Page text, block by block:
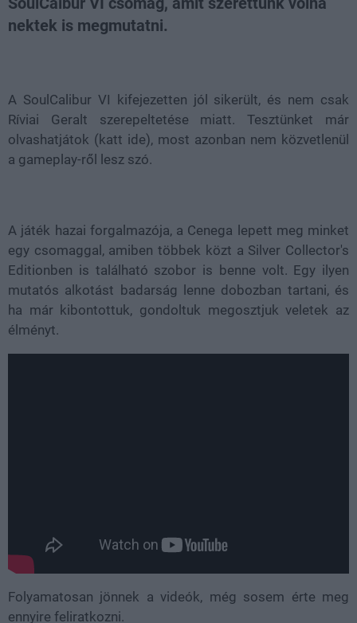
nektek is megmutatni.
A SoulCalibur VI kifejezetten jól sikerült, és nem csak
Ríviai Geralt szerepeltetése miatt. Tesztünket már
olvashatjátok (katt ide), most azonban nem közvetlenül
a gameplay-ről lesz szó.
A játék hazai forgalmazója, a Cenega lepett meg minket
egy csomaggal, amiben többek közt a Silver Collector's
Editionben is található szobor is benne volt. Egy ilyen
mutatós alkotást badarság lenne dobozban tartani, és
ha már kibontottuk, gondoltuk megosztjuk veletek az
élményt.
Folyamatosan jönnek a videók, még sosem érte meg
ennyire feliratkozni.